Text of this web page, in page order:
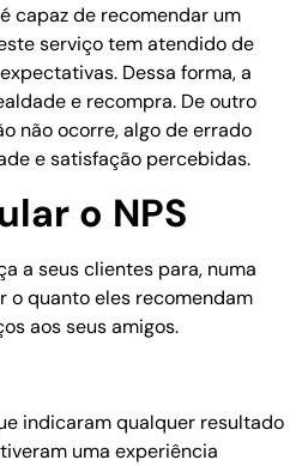
capaz de recomendar um
serviço tem atendido de
Dessa forma, a
e recompra. De outro
não ocorre, algo de errado
e satisfação percebidas.
o NPS
a seus clientes para, numa
o quanto eles recomendam
aos seus amigos.
indicaram qualquer resultado
uma experiência